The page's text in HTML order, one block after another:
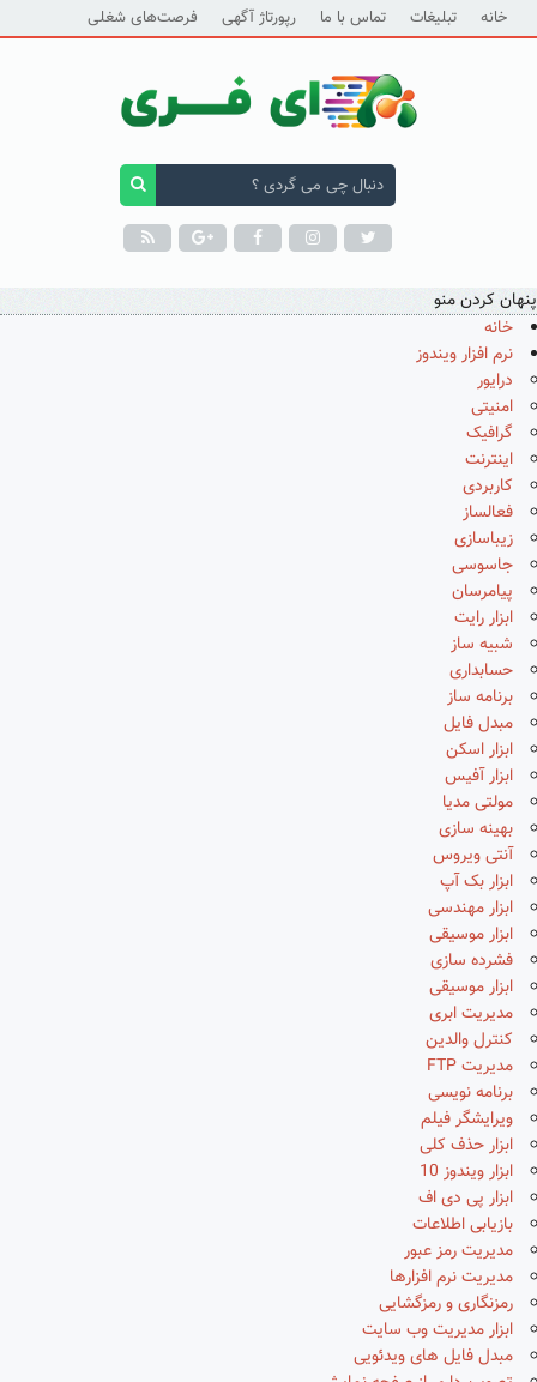
خانه تبلیغات تماس با ما رپورتاژ آگهی فرصت‌های شغلی
پنهان کردن منو
خانه
نرم افزار ویندوز
درایور
امنیتی
گرافیک
اینترنت
کاربردی
فعالساز
زیباسازی
جاسوسی
پیامرسان
ابزار رایت
شبیه ساز
حسابداری
برنامه ساز
مبدل فایل
ابزار اسکن
ابزار آفیس
مولتی مدیا
بهینه سازی
آنتی ویروس
ابزار بک آپ
ابزار مهندسی
ابزار موسیقی
فشرده سازی
ابزار موسیقی
مدیریت ابری
کنترل والدین
مدیریت FTP
برنامه نویسی
ویرایشگر فیلم
ابزار حذف کلی
ابزار ویندوز 10
ابزار پی دی اف
بازیابی اطلاعات
مدیریت رمز عبور
مدیریت نرم افزارها
رمزنگاری و رمزگشایی
ابزار مدیریت وب سایت
مبدل فایل های ویدئویی